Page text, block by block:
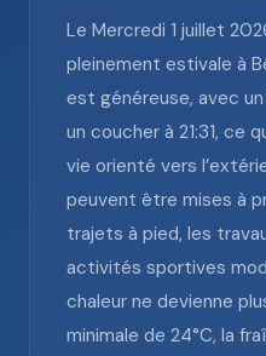
Le Mercredi 1 juillet
pleinement estivale à
est généreuse, avec
un coucher à 21:31, ce
vie orienté vers
peuvent être mises à
trajets à pied, les
activités sportives
chaleur ne devienne
minimale de 24°C, la